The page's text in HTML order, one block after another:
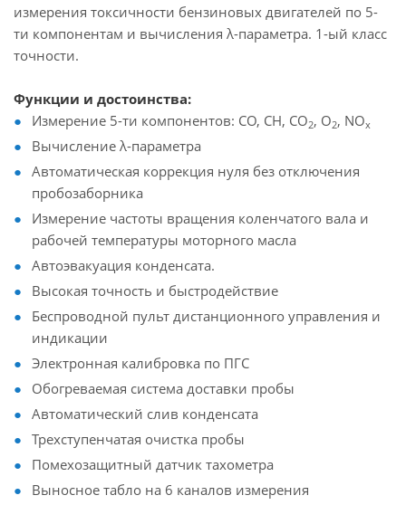
измерения токсичности бензиновых двигателей по 5-
ти компонентам и вычисления λ-параметра. 1-ый класс
точности.
Функции и достоинства:
Измерение 5-ти компонентов: СО, СН, СО2, О2, NОx
Вычисление λ-параметра
Автоматическая коррекция нуля без отключения
пробозаборника
Измерение частоты вращения коленчатого вала и
рабочей температуры моторного масла
Автоэвакуация конденсата.
Высокая точность и быстродействие
Беспроводной пульт дистанционного управления и
индикации
Электронная калибровка по ПГС
Обогреваемая система доставки пробы
Автоматический слив конденсата
Трехступенчатая очистка пробы
Помехозащитный датчик тахометра
Выносное табло на 6 каналов измерения